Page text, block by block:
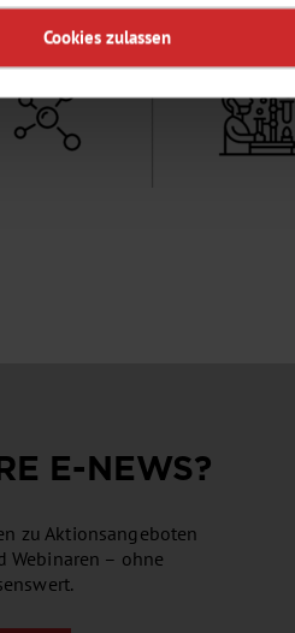
Cookies zulassen
E-NEWS?
zu Aktionsangeboten
Webinaren – ohne